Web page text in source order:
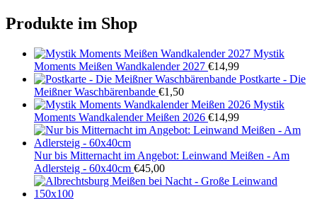
Produkte im Shop
Mystik
Moments Meißen Wandkalender 2027 €14,99
Postkarte - Die
Meißner Waschbärenbande €1,50
Mystik
Moments Wandkalender Meißen 2026 €14,99
Nur bis Mitternacht im Angebot: Leinwand Meißen - Am
Adlersteig - 60x40cm €45,00